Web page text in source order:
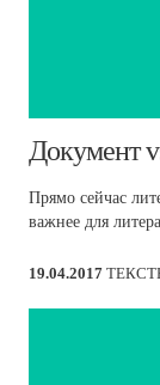
​Документ
Прямо сейчас
важнее для
19.04.2017